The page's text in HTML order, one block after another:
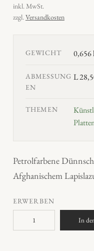
inkl. MwSt.
zzgl. Versandkosten
GEWICHT 0,656
ABMESSUNG
EN
L
THEMEN
Petrolfarbene
Afghanischem
ERWERBEN
a
In